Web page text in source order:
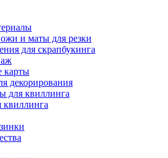
и маты для резки
для скрапбукинга
карты
декорирования
для квиллинга
квиллинга